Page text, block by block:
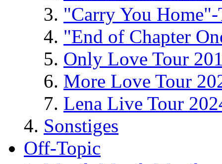
"Carry You
"End of Chapter
Only Love Tour
More Love Tour
Lena Live Tour
Sonstiges
Off-Topic